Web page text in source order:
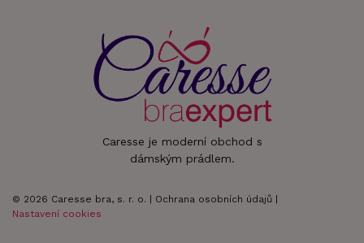
Caresse je moderní obchod s
dámským prádlem.
© 2026 Caresse bra, s. r. o. | Ochrana osobních údajů |
Nastavení cookies